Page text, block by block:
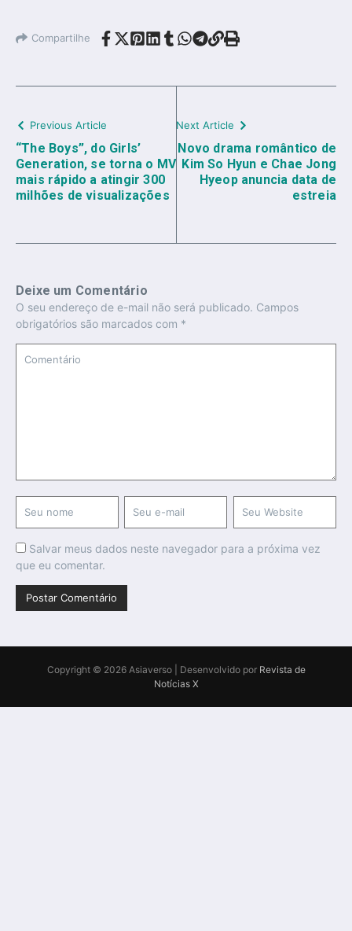
Compartilhe
Previous Article
“The Boys”, do Girls’
Generation, se torna o MV
mais rápido a atingir 300
milhões de visualizações
Next Article
Novo drama romântico de
Kim So Hyun e Chae Jong
Hyeop anuncia data de
estreia
Deixe um Comentário
O seu endereço de e-mail não será publicado. Campos
obrigatórios são marcados com *
Salvar meus dados neste navegador para a próxima vez
que eu comentar.
Copyright © 2026 Asiaverso | Desenvolvido por Revista de
Notícias X